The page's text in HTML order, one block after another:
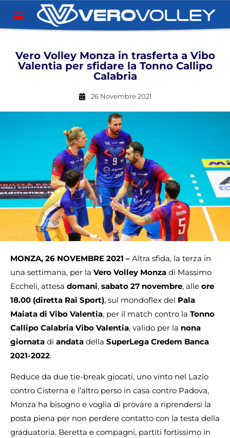
Vero Volley Monza in trasferta a Vibo
Valentia per sfidare la Tonno Callipo
Calabria
26 Novembre 2021
MONZA, 26 NOVEMBRE 2021 – Altra sfida, la terza in
una settimana, per la Vero Volley Monza di Massimo
Eccheli, attesa domani, sabato 27 novembre, alle ore
18.00 (diretta Rai Sport), sul mondoflex del Pala
Maiata di Vibo Valentia, per il match contro la Tonno
Callipo Calabria Vibo Valentia, valido per la nona
giornata di andata della SuperLega Credem Banca
2021-2022.
Reduce da due tie-break giocati, uno vinto nel Lazio
contro Cisterna e l’altro perso in casa contro Padova,
Monza ha bisogno e voglia di provare a riprendersi la
posta piena per non perdere contatto con la testa della
graduatoria. Beretta e compagni, partiti fortissimo in